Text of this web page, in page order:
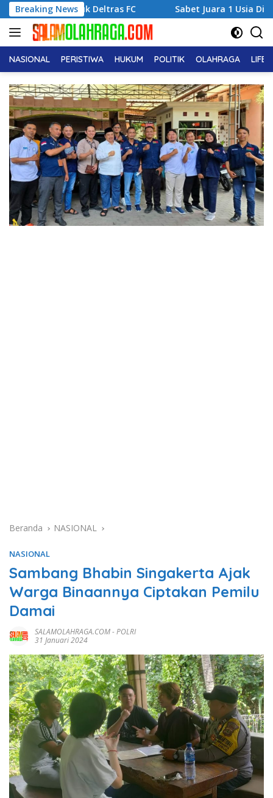
Langsung
ke
konten
Breaking News
Deltras FC Sabet Juara 1 Usia Dini, Adena Zahra
NASIONAL PERISTIWA HUKUM POLITIK OLAHRAGA
Beranda NASIONAL
NASIONAL
Sambang Bhabin Singakerta Ajak
Warga Binaannya Ciptakan Pemilu
Damai
SALAMOLAHRAGA.COM-POLRI
31 Januari 2024